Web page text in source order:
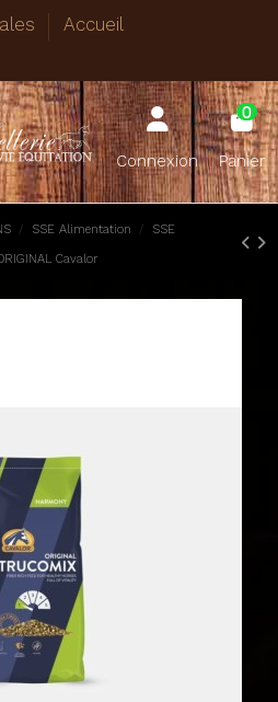
Accueil
Connexion
0
Panier
SSE Alimentation SSE
Cavalor